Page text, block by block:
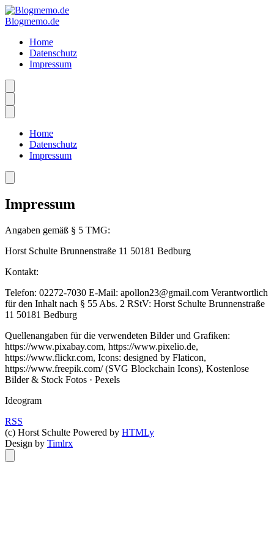
Blogmemo.de
Home
Datenschutz
Impressum
Home
Datenschutz
Impressum
Impressum
Angaben gemäß § 5 TMG:
Horst Schulte Brunnenstraße 11 50181 Bedburg
Kontakt:
Telefon: 02272-7030 E-Mail: apollon23@gmail.com Verantwortlich
für den Inhalt nach § 55 Abs. 2 RStV: Horst Schulte Brunnenstraße
11 50181 Bedburg
Quellenangaben für die verwendeten Bilder und Grafiken:
https://www.pixabay.com, https://www.pixelio.de,
https://www.flickr.com, Icons: designed by Flaticon,
https://www.freepik.com/ (SVG Blockchain Icons), Kostenlose
Bilder & Stock Fotos · Pexels
Ideogram
RSS
(c) Horst Schulte Powered by HTMLy
Design by Timlrx